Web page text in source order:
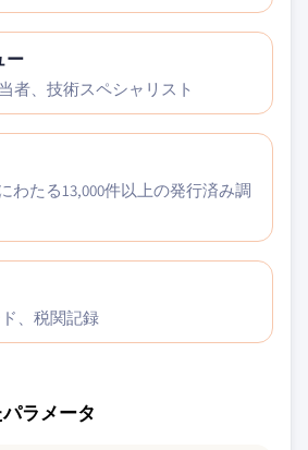
ー
者、技術スペシャリスト
わたる13,000件以上の発行済み調
、税関記録
ラメータ